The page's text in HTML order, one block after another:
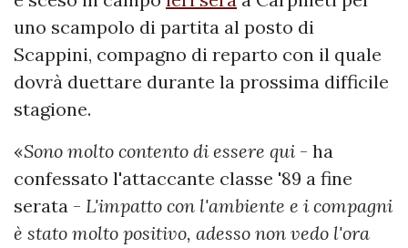
uno scampolo di partita al posto di
Scappini, compagno di reparto con il quale
dovrà duettare durante la prossima difficile
stagione.
«Sono molto contento di essere qui - ha
confessato l'attaccante classe '89 a fine
serata - L'impatto con l'ambiente e i compagni
è stato molto positivo, adesso non vedo l'ora